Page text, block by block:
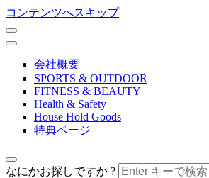
コンテンツへスキップ
会社概要
SPORTS & OUTDOOR
FITNESS & BEAUTY
Health & Safety
House Hold Goods
特典ページ
なにかお探しですか ?